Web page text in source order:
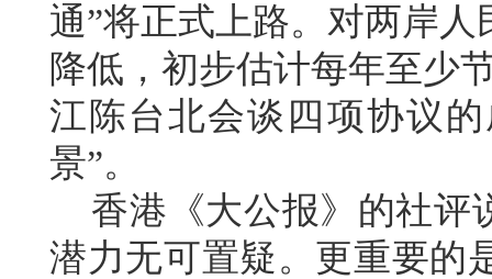
通”将正式上路。对两岸
降低，初步估计每年至少
江陈台北会谈四项协议
景”。
香港《大公报》的社评
潜力无可置疑。更重要的